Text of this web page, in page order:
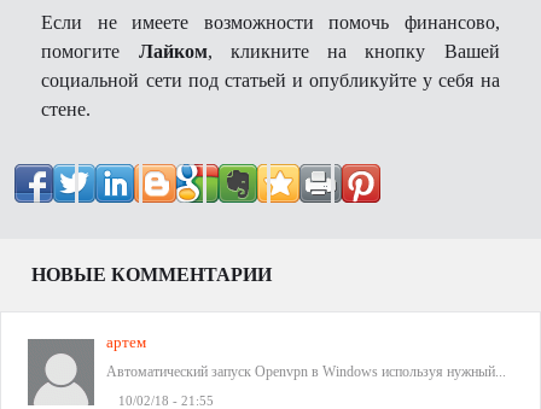
Если не имеете возможности помочь финансово,
помогите Лайком, кликните на кнопку Вашей
социальной сети под статьей и опубликуйте у себя на
стене.
НОВЫЕ КОММЕНТАРИИ
артем
Автоматический запуск Openvpn в Windows используя нужный...
10/02/18 - 21:55